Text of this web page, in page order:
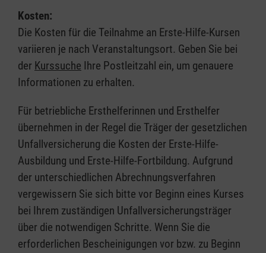
Kosten:
Die Kosten für die Teilnahme an Erste-Hilfe-Kursen
variieren je nach Veranstaltungsort. Geben Sie bei
der Kurssuche Ihre Postleitzahl ein, um genauere
Informationen zu erhalten.
Für betriebliche Ersthelferinnen und Ersthelfer
übernehmen in der Regel die Träger der gesetzlichen
Unfallversicherung die Kosten der Erste-Hilfe-
Ausbildung und Erste-Hilfe-Fortbildung. Aufgrund
der unterschiedlichen Abrechnungsverfahren
vergewissern Sie sich bitte vor Beginn eines Kurses
bei Ihrem zuständigen Unfallversicherungsträger
über die notwendigen Schritte. Wenn Sie die
erforderlichen Bescheinigungen vor bzw. zu Beginn